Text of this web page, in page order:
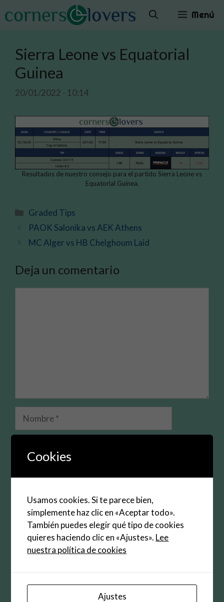
al
Menú
Sierra Leone vs Equatorial
Guinea
20/01/2022 - 10:14
Resultados de nuestro consejo para el partido Sierra Leone vs
Equatorial Guinea.
Categorías
Graded Tips
PAOK Salonika vs AEK Athens
MC Alger vs HB Chelghoum Laid
Deja un comentario
electrónico
Guarda mi nombre, correo electrónico y web en
este navegador para la próxima vez que
comente.
Cookies
Usamos cookies. Si te parece bien,
simplemente haz clic en «Aceptar todo».
También puedes elegir qué tipo de cookies
quieres haciendo clic en «Ajustes». Lee
nuestra política de cookies
Ajustes